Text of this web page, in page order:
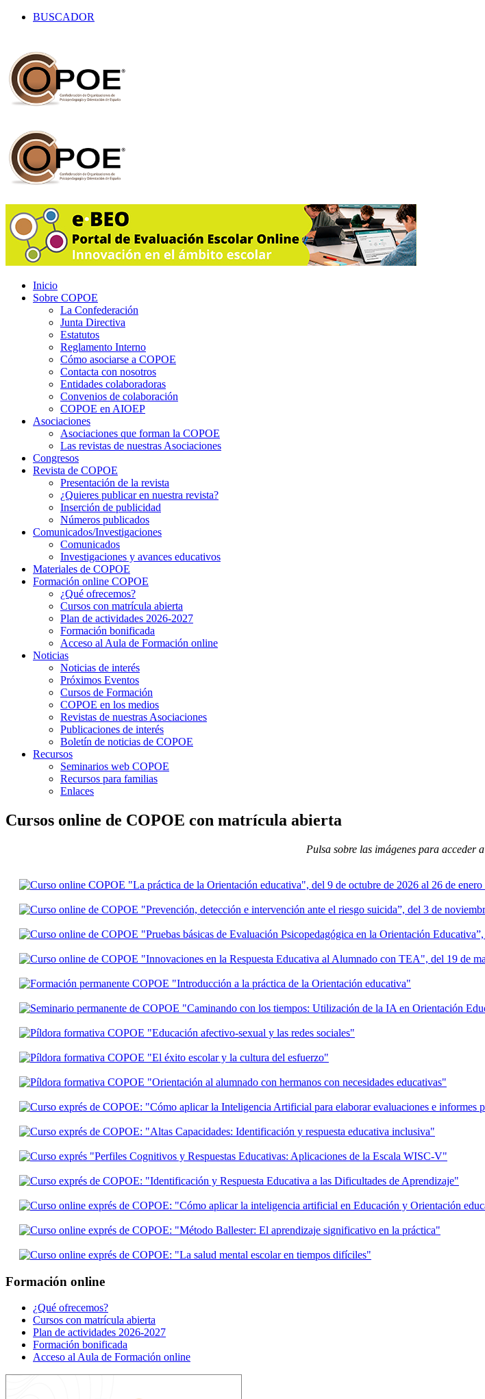
BUSCADOR
Inicio
Sobre COPOE
La Confederación
Junta Directiva
Estatutos
Reglamento Interno
Cómo asociarse a COPOE
Contacta con nosotros
Entidades colaboradoras
Convenios de colaboración
COPOE en AIOEP
Asociaciones
Asociaciones que forman la COPOE
Las revistas de nuestras Asociaciones
Congresos
Revista de COPOE
Presentación de la revista
¿Quieres publicar en nuestra revista?
Inserción de publicidad
Números publicados
Comunicados/Investigaciones
Comunicados
Investigaciones y avances educativos
Materiales de COPOE
Formación online COPOE
¿Qué ofrecemos?
Cursos con matrícula abierta
Plan de actividades 2026-2027
Formación bonificada
Acceso al Aula de Formación online
Noticias
Noticias de interés
Próximos Eventos
Cursos de Formación
COPOE en los medios
Revistas de nuestras Asociaciones
Publicaciones de interés
Boletín de noticias de COPOE
Recursos
Seminarios web COPOE
Recursos para familias
Enlaces
Cursos online de COPOE con matrícula abierta
Pulsa sobre las imágenes para acceder
Formación online
¿Qué ofrecemos?
Cursos con matrícula abierta
Plan de actividades 2026-2027
Formación bonificada
Acceso al Aula de Formación online